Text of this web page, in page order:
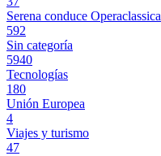
Serena conduce Operaclassica
592
Sin categoría
5940
Tecnologías
180
Unión Europea
4
Viajes y turismo
47